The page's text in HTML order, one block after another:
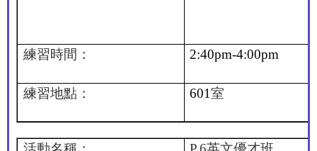
練習時間： 2:40pm-4:00pm
練習地點： 601室